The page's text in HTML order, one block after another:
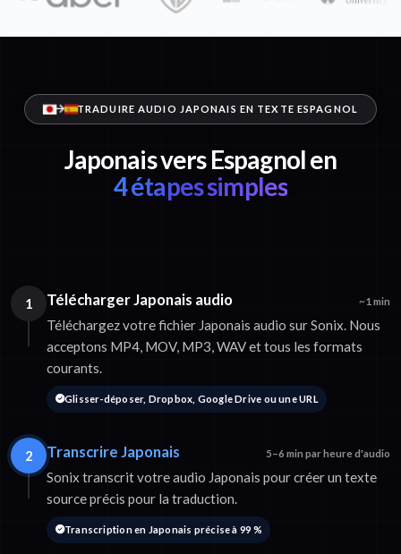
TRADUIRE AUDIO JAPONAIS EN TEXTE ESPAGNOL
Japonais vers Espagnol en
4 étapes simples
1 Télécharger Japonais audio ~1 min
Téléchargez votre fichier Japonais audio sur Sonix. Nous
acceptons MP4, MOV, MP3, WAV et tous les formats
courants.
Glisser-déposer, Dropbox, Google Drive ou une URL
2 Transcrire Japonais 5–6 min par heure d'audio
Sonix transcrit votre audio Japonais pour créer un texte
source précis pour la traduction.
Transcription en Japonais précise à 99 %